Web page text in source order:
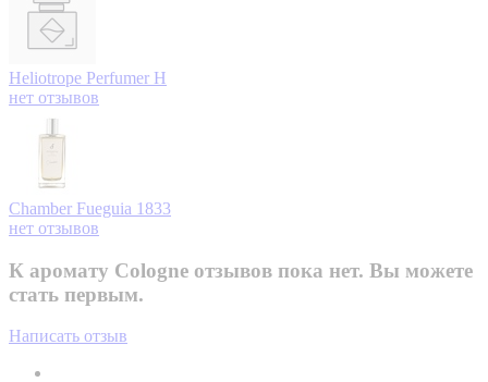
Heliotrope Perfumer H
нет отзывов
Chamber Fueguia 1833
нет отзывов
К аромату Cologne отзывов пока нет. Вы можете
стать первым.
Написать отзыв